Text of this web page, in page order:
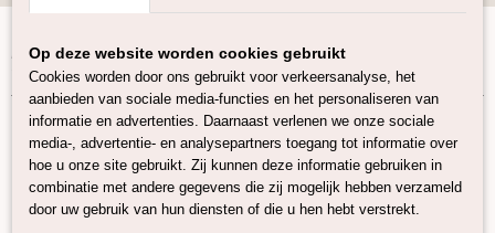
Home>Garen>Soort Garen>Wol>Naturel Aran garen
van Britse wolrassen
Garen
Soort Garen
Wol
Op deze website worden cookies gebruikt
Cookies worden door ons gebruikt voor verkeersanalyse, het
aanbieden van sociale media-functies en het personaliseren van
informatie en advertenties. Daarnaast verlenen we onze sociale
media-, advertentie- en analysepartners toegang tot informatie over
hoe u onze site gebruikt. Zij kunnen deze informatie gebruiken in
combinatie met andere gegevens die zij mogelijk hebben verzameld
door uw gebruik van hun diensten of die u hen hebt verstrekt.